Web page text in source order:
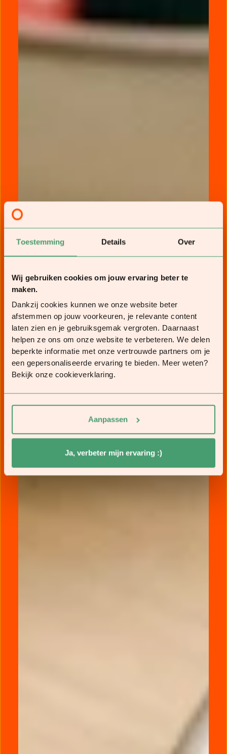
Toestemming Details Over
Wij gebruiken cookies om jouw ervaring beter te
maken.
Dankzij cookies kunnen we onze website beter
afstemmen op jouw voorkeuren, je relevante content
laten zien en je gebruiksgemak vergroten. Daarnaast
helpen ze ons om onze website te verbeteren. We delen
beperkte informatie met onze vertrouwde partners om je
een gepersonaliseerde ervaring te bieden. Meer weten?
Bekijk onze cookieverklaring.
Aanpassen
Ja, verbeter mijn ervaring :)